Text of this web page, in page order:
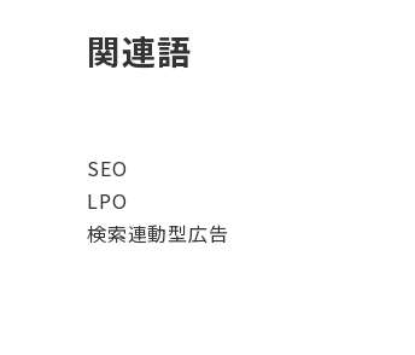
関連語
SEO
LPO
検索連動型広告